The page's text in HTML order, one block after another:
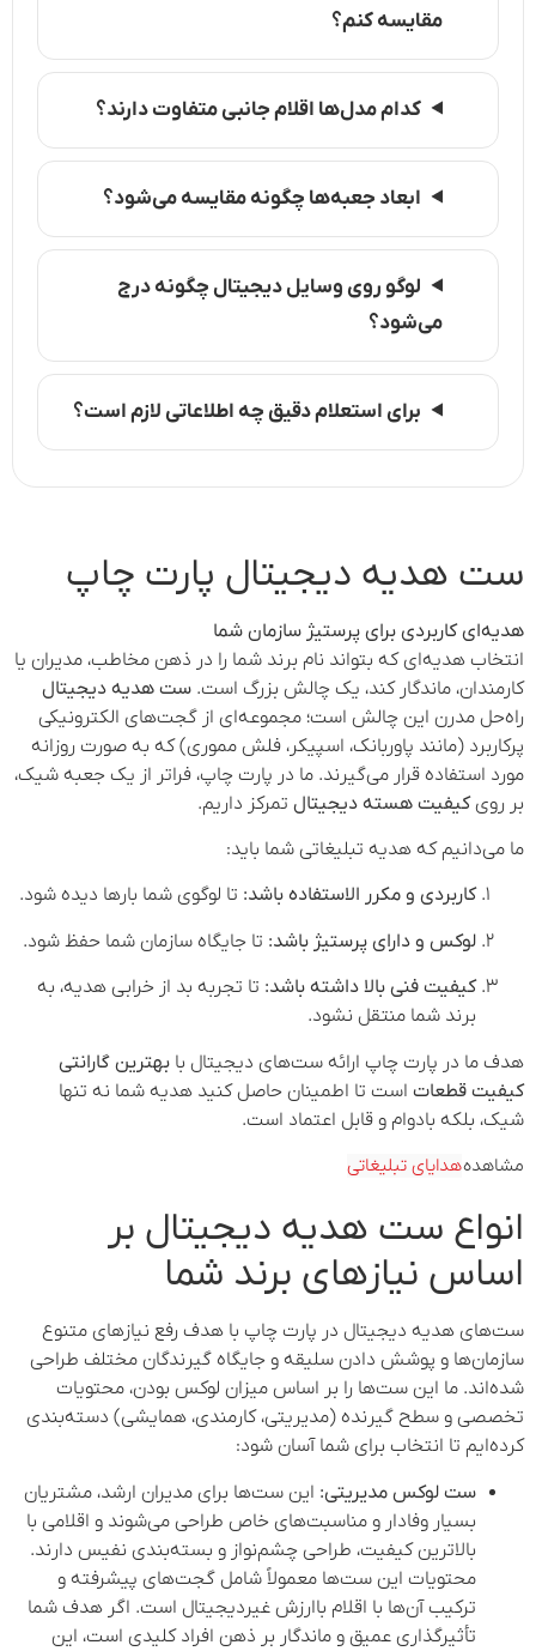
مقایسه کنم؟
کدام مدل‌ها اقلام جانبی متفاوت دارند؟
ابعاد جعبه‌ها چگونه مقایسه می‌شود؟
لوگو روی وسایل دیجیتال چگونه درج
می‌شود؟
برای استعلام دقیق چه اطلاعاتی لازم است؟
ست هدیه دیجیتال پارت چاپ
هدیه‌ای کاربردی برای پرستیژ سازمان شما
انتخاب هدیه‌ای که بتواند نام برند شما را در ذهن مخاطب، مدیران یا
کارمندان، ماندگار کند، یک چالش بزرگ است. ست هدیه دیجیتال
راه‌حل مدرن این چالش است؛ مجموعه‌ای از گجت‌های الکترونیکی
پرکاربرد (مانند پاوربانک، اسپیکر، فلش مموری) که به صورت روزانه
مورد استفاده قرار می‌گیرند. ما در پارت چاپ، فراتر از یک جعبه شیک،
بر رویکیفیت هسته دیجیتال تمرکز داریم.
ما می‌دانیم که هدیه تبلیغاتی شما باید:
کاربردی و مکرر الاستفاده باشد: تا لوگوی شما بارها دیده شود.
لوکس و دارای پرستیژ باشد: تا جایگاه سازمان شما حفظ شود.
کیفیت فنی بالا داشته باشد: تا تجربه بد از خرابی هدیه، به
برند شما منتقل نشود.
هدف ما در پارت چاپ ارائه ست‌های دیجیتال با بهترین گارانتی
کیفیت قطعات است تا اطمینان حاصل کنید هدیه شما نه تنها
شیک، بلکه بادوام و قابل اعتماد است.
مشاهدههدایای تبلیغاتی
انواع ست هدیه دیجیتال بر
اساس نیازهای برند شما
ست‌های هدیه دیجیتال در پارت چاپ با هدف رفع نیازهای متنوع
سازمان‌ها و پوشش دادن سلیقه و جایگاه گیرندگان مختلف طراحی
شده‌اند. ما این ست‌ها را بر اساس میزان لوکس بودن، محتویات
تخصصی و سطح گیرنده (مدیریتی، کارمندی، همایشی) دسته‌بندی
کرده‌ایم تا انتخاب برای شما آسان شود:
ست لوکس مدیریتی: این ست‌ها برای مدیران ارشد، مشتریان
بسیار وفادار و مناسبت‌های خاص طراحی می‌شوند و اقلامی با
بالاترین کیفیت، طراحی چشم‌نواز و بسته‌بندی نفیس دارند.
محتویات این ست‌ها معمولاً شامل گجت‌های پیشرفته و
ترکیب آن‌ها با اقلام باارزش غیردیجیتال است. اگر هدف شما
تأثیرگذاری عمیق و ماندگار بر ذهن افراد کلیدی است، این